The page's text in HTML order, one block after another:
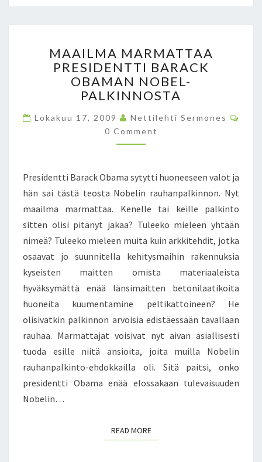
S
K
N
S
L
V
I
I
P
Ä
T
S
I
Ä
A
A
I
L
A
M
A
A
T
T
A
A
P
R
E
S
E
N
T
T
B
A
C
MAAILMA MARMATTAA
PRESIDENTTI BARACK
OBAMAN NOBEL-
PALKINNOSTA
Lokakuu 17, 2009 Nettilehti Sermones
0 Comment
Presidentti Barack Obama sytytti huoneeseen valot ja
hän sai tästä teosta Nobelin rauhanpalkinnon. Nyt
maailma marmattaa. Kenelle tai keille palkinto
sitten olisi pitänyt jakaa? Tuleeko mieleen yhtään
nimeä? Tuleeko mieleen muita kuin arkkitehdit, jotka
osaavat jo suunnitella kehitysmaihin rakennuksia
kyseisten maitten omista materiaaleista
hyväksymättä enää länsimaitten betonilaatikoita
huoneita kuumentamine peltikattoineen? He
olisivatkin palkinnon arvoisia edistäessään tavallaan
rauhaa. Marmattajat voisivat nyt aivan asiallisesti
tuoda esille niitä ansioita, joita muilla Nobelin
rauhanpalkinto-ehdokkailla oli. Sitä paitsi, onko
presidentti Obama enää elossakaan tulevaisuuden
Nobelin…
READ MOREREAD MORE